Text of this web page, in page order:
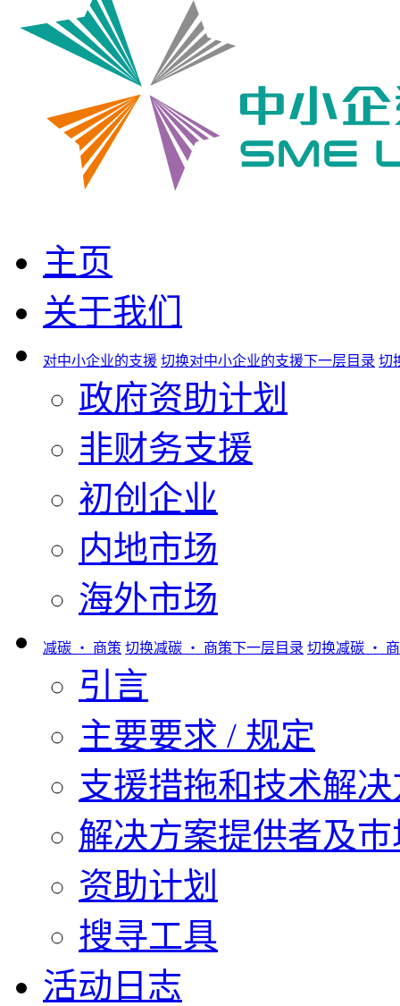
主页
关于我们
对中小企业的支援 切换对中小企业的支援下一层目录 切
政府资助计划
非财务支援
初创企业
内地市场
海外市场
减碳 ‧ 商策 切换减碳 ‧ 商策下一层目录 切换减碳 ‧
引言
主要要求 / 规定
支援措拖和技术解
解决方案提供者及
资助计划
搜寻工具
活动日志